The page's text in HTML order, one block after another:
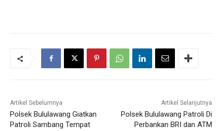
Artikel Sebelumnya
Polsek Bululawang Giatkan
Patroli Sambang Tempat
Artikel Selanjutnya
Polsek Bululawang Patroli Di
Perbankan BRI dan ATM